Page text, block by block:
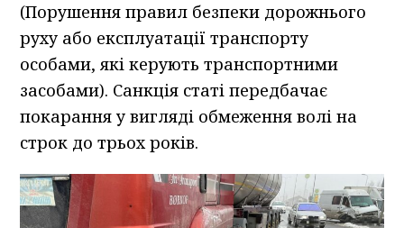
(Порушення правил безпеки дорожнього
руху або експлуатації транспорту
особами, які керують транспортними
засобами). Санкція статі передбачає
покарання у вигляді обмеження волі на
строк до трьох років.